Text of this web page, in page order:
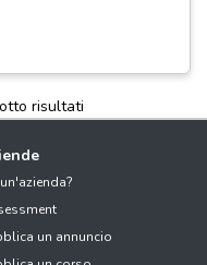
risultati
un annuncio